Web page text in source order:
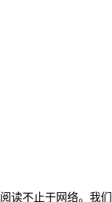
不止于网络。我